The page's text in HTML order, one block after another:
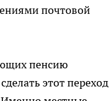
почтовой
пенсию
этот переход